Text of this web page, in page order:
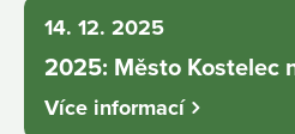
14. 12. 2025
2025: Město Kostelec
Více informací